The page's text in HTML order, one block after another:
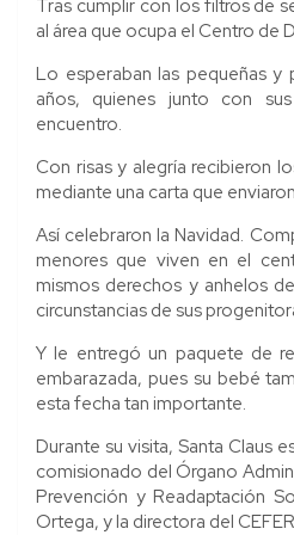
Tras cumplir con los filtros de
al área que ocupa el Centro de
Lo esperaban las pequeñas y
años, quienes junto con
encuentro.
Con risas y alegría recibieron
mediante una carta que
Así celebraron la Navidad.
menores que viven en el
mismos derechos y anhelos
circunstancias de sus
Y le entregó un paquete de
embarazada, pues su bebé
esta fecha tan importante.
Durante su visita, Santa Claus
comisionado del Órgano
Prevención y Readaptación
Ortega, y la directora del